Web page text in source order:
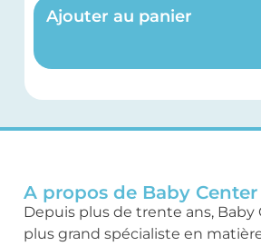
Ajouter au panier
A propos de Baby Center
Depuis plus de trente ans, Baby
plus grand spécialiste en